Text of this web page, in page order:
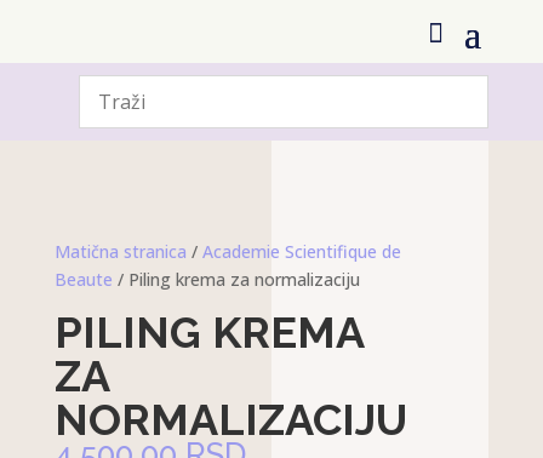
Matična stranica / Academie Scientifique de
Beaute / Piling krema za normalizaciju
PILING KREMA
ZA
NORMALIZACIJU